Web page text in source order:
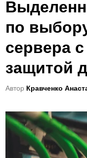
s
e
d
i
n
по
сервера
защитой
Автор Кравченко